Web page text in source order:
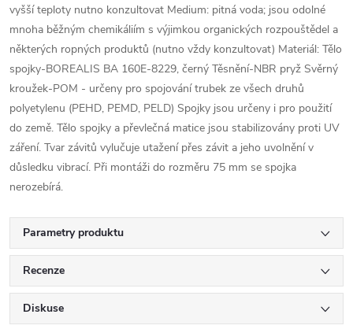
vyšší teploty nutno konzultovat Medium: pitná voda; jsou odolné
mnoha běžným chemikáliím s výjimkou organických rozpouštědel a
některých ropných produktů (nutno vždy konzultovat) Materiál: Tělo
spojky-BOREALIS BA 160E-8229, černý Těsnění-NBR pryž Svěrný
kroužek-POM - určeny pro spojování trubek ze všech druhů
polyetylenu (PEHD, PEMD, PELD) Spojky jsou určeny i pro použití
do země. Tělo spojky a převlečná matice jsou stabilizovány proti UV
záření. Tvar závitů vylučuje utažení přes závit a jeho uvolnění v
důsledku vibrací. Při montáži do rozměru 75 mm se spojka
nerozebírá.
Parametry produktu
Recenze
Diskuse